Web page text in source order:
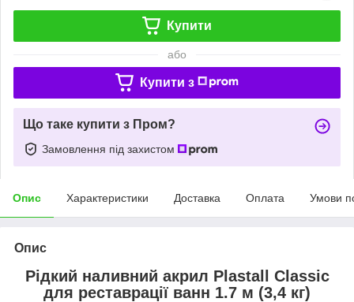
Купити
або
Купити з
Що таке купити з Пром?
Замовлення під захистом
Опис Характеристики Доставка Оплата Умови
Опис
Рідкий наливний акрил Plastall Classic
для реставрації ванн 1.7 м (3,4 кг)